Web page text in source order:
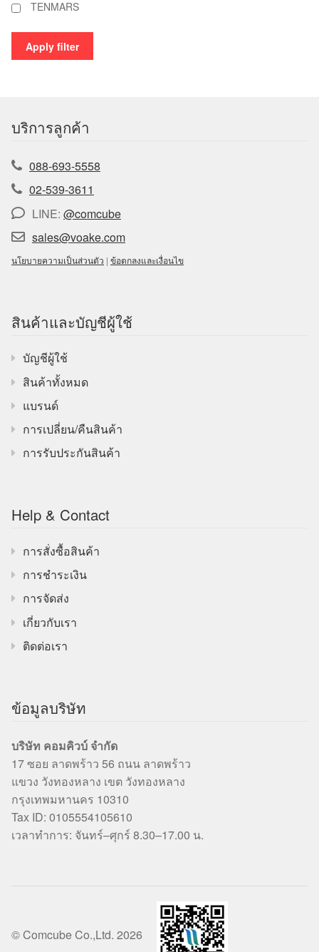
TENMARS
Apply filter
บริการลูกค้า
088-693-5558
02-539-3611
LINE: @comcube
sales@voake.com
นโยบายความเป็นส่วนตัว | ข้อตกลงและเงื่อนไข
สินค้าและบัญชีผู้ใช้
บัญชีผู้ใช้
สินค้าทั้งหมด
แบรนด์
การเปลี่ยน/คืนสินค้า
การรับประกันสินค้า
Help & Contact
การสั่งซื้อสินค้า
การชำระเงิน
การจัดส่ง
เกี่ยวกับเรา
ติดต่อเรา
ข้อมูลบริษัท
บริษัท คอมคิวบ์ จำกัด
17 ซอย ลาดพร้าว 56 ถนน ลาดพร้าว
แขวง วังทองหลาง เขต วังทองหลาง
กรุงเทพมหานคร 10310
Tax ID: 0105554105610
เวลาทำการ: จันทร์–ศุกร์ 8.30–17.00 น.
© Comcube Co.,Ltd. 2026